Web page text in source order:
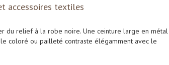
accessoires textiles
du relief à la robe noire. Une ceinture large en métal
coloré ou pailleté contraste élégamment avec le